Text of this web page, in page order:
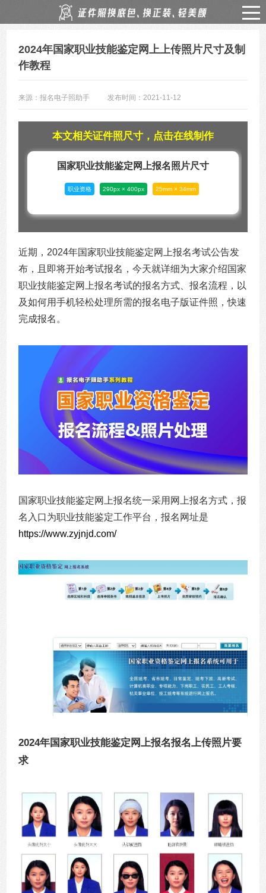
2024年国家职业技能鉴定网上上传照片尺寸及制
作教程
来源：报名电子照助手 发布时间：2021-11-12
本文相关证件照尺寸，点击在线制作
国家职业技能鉴定网上报名照片尺寸
职业资格 290px × 400px 25mm × 34mm
近期，2024年国家职业技能鉴定网上报名考试公告发
布，且即将开始考试报名，今天就详细为大家介绍国家
职业技能鉴定网上报名考试的报名方式、报名流程，以
及如何用手机轻松处理所需的报名电子版证件照，快速
完成报名。
国家职业技能鉴定网上报名统一采用网上报名方式，报
名入口为职业技能鉴定工作平台，报名网址是
https://www.zyjnjd.com/
2024年国家职业技能鉴定网上报名报名上传照片要
求